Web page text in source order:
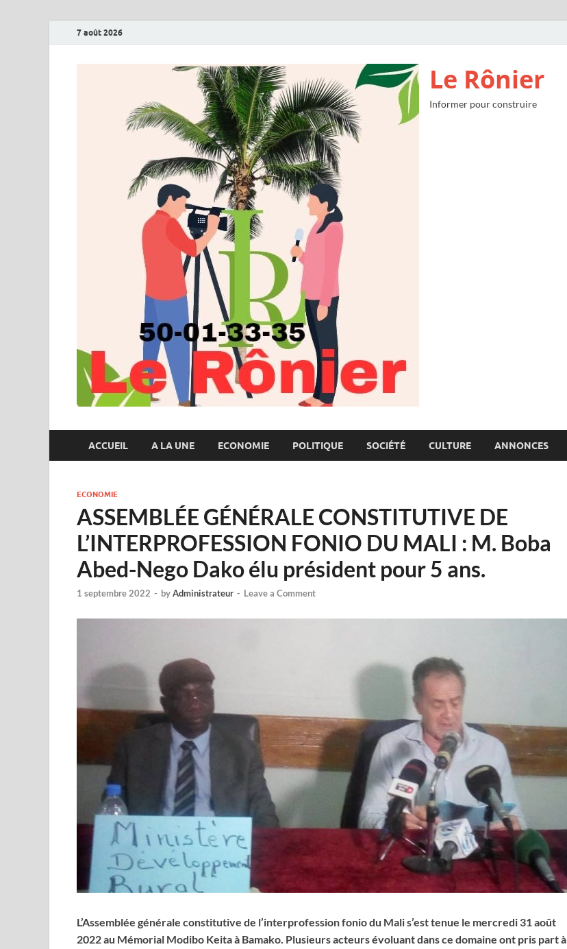
7 août 2026
Le Rônier
Informer pour construire
ACCUEIL A LA UNE ECONOMIE POLITIQUE SOCIÉTÉ CULTURE ANNONCES
ECONOMIE
ASSEMBLÉE GÉNÉRALE CONSTITUTIVE DE
L’INTERPROFESSION FONIO DU MALI : M. Boba
Abed-Nego Dako élu président pour 5 ans.
1 septembre 2022 - byAdministrateur - Leave a Comment
L’Assemblée générale constitutive de l’interprofession fonio du Mali s’est tenue le mercredi 31 août
2022 au Mémorial Modibo Keita à Bamako. Plusieurs acteurs évoluant dans ce domaine ont pris part à